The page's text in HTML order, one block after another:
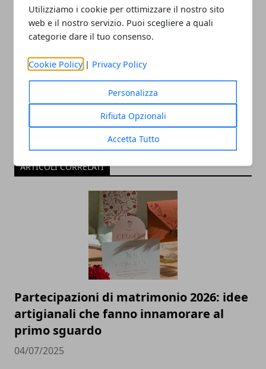
Utilizziamo i cookie per ottimizzare il nostro sito
web e il nostro servizio. Puoi scegliere a quali
categorie dare il tuo consenso.
Cookie Policy | Privacy Policy
Personalizza
Rifiuta Opzionali
Accetta Tutto
ARTICOLI CORRELATI
Partecipazioni di matrimonio 2026: idee
artigianali che fanno innamorare al
primo sguardo
04/07/2025